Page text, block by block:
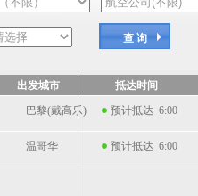
查 询
出发城市
抵达时间
巴黎(戴高乐) 预计抵达 6:00
温哥华 预计抵达 6:00